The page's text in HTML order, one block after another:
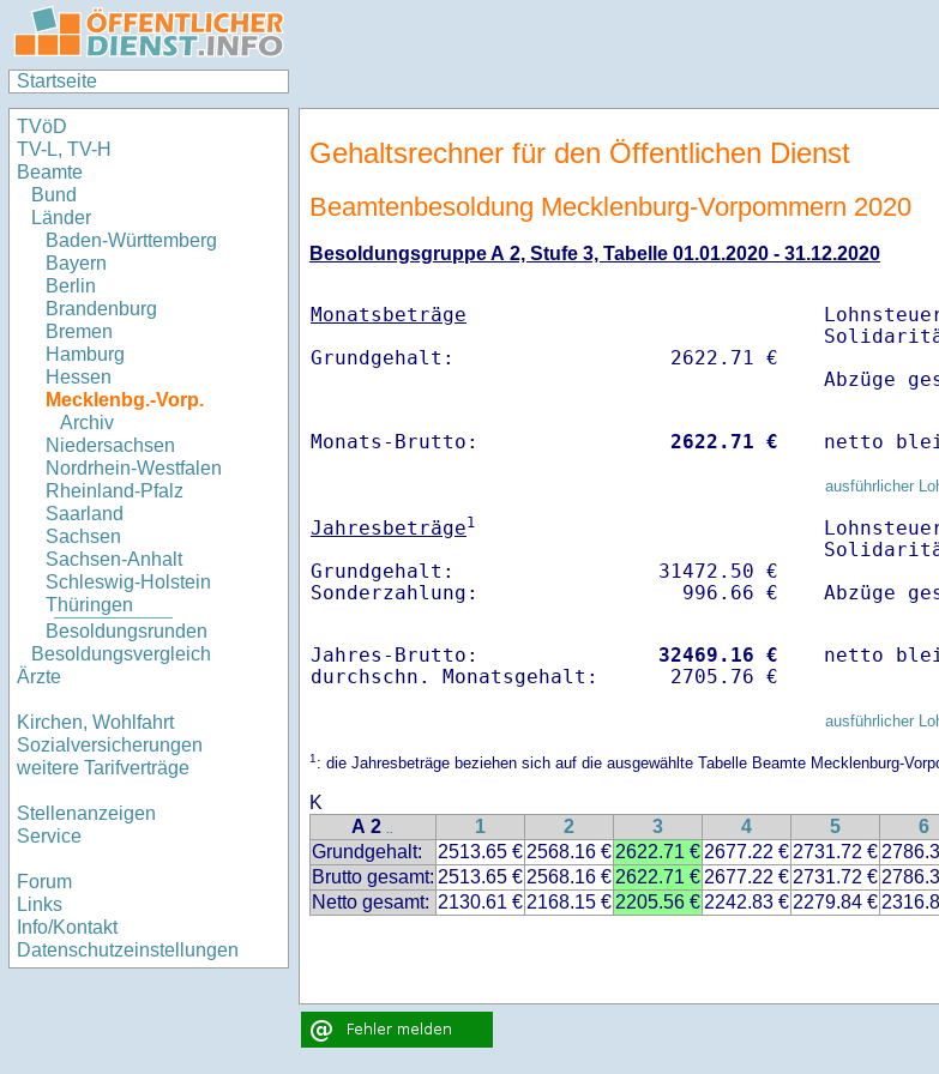
Startseite
TVöD
TV-L, TV-H
Beamte
Bund
Länder
Baden-Württemberg
Bayern
Berlin
Brandenburg
Bremen
Hamburg
Hessen
Mecklenbg.-Vorp.
Archiv
Niedersachsen
Nordrhein-Westfalen
Rheinland-Pfalz
Saarland
Sachsen
Sachsen-Anhalt
Schleswig-Holstein
Thüringen
Besoldungsrunden
Besoldungsvergleich
Ärzte
Kirchen, Wohlfahrt
Sozialversicherungen
weitere Tarifverträge
Stellenanzeigen
Service
Forum
Links
Info/Kontakt
Datenschutzeinstellungen
Gehaltsrechner für den Öffentlichen Dienst
Beamtenbesoldung Mecklenburg-Vorpommern 2020
Besoldungsgruppe A 2, Stufe 3, Tabelle 01.01.2020 - 31.12.2020
Monatsbeträge
Abzüge
Monats-Brutto: 2622.71 € netto
ausführlicher
Jahresbeträge1
Grundgehalt:                 31472.50 €
Abzüge
Jahres-Brutto: 32469.16 €
netto
ausführlicher
1: die Jahresbeträge beziehen sich auf die ausgewählte Tabelle Beamte Mecklenburg-
K
A 2 .. 1 2 3 4 5 6
Grundgehalt:
2513.65 € 2568.16 € 2622.71 € 2677.22 € 2731.72 €
Brutto gesamt: 2513.65 € 2568.16 € 2622.71 € 2677.22 € 2731.72 €
Netto gesamt: 2130.61 € 2168.15 € 2205.56 € 2242.83 € 2279.84 €